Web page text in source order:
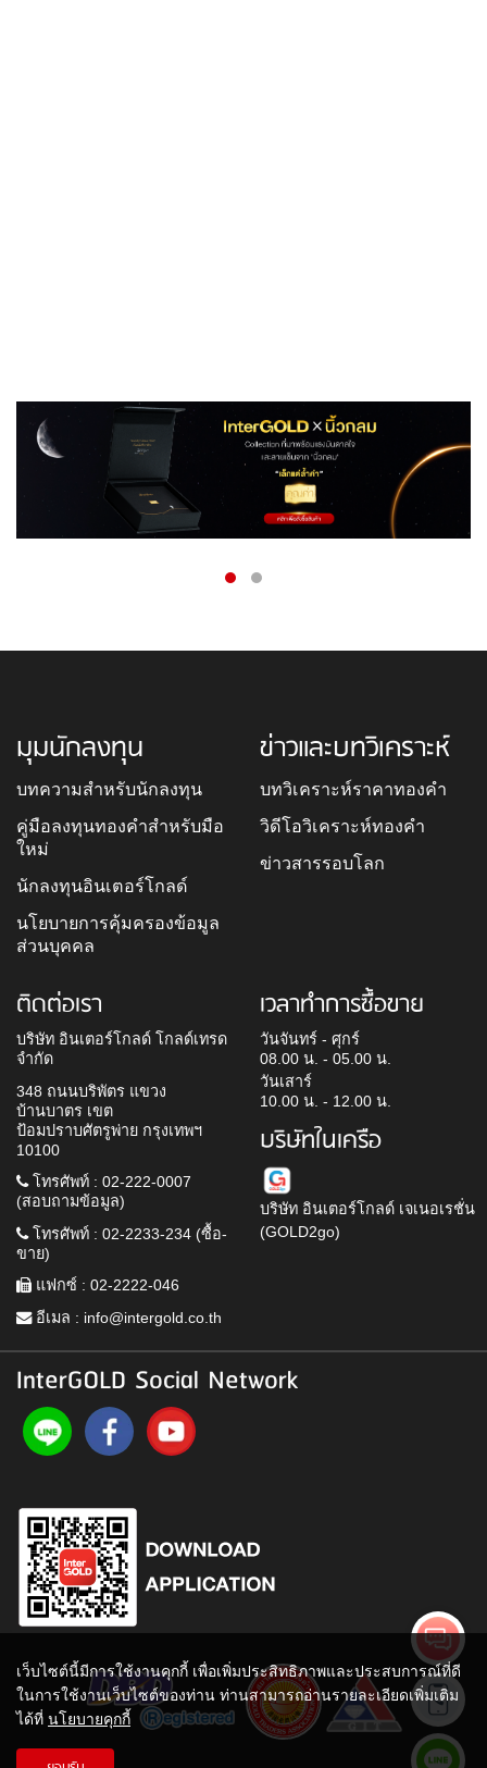
มุมนักลงทุน
บทความสำหรับนักลงทุน
คู่มือลงทุนทองคำสำหรับมือ
ใหม่
นักลงทุนอินเตอร์โกลด์
นโยบายการคุ้มครองข้อมูล
ส่วนบุคคล
ข่าวและบทวิเคราะห์
บทวิเคราะห์ราคาทองคำ
วิดีโอวิเคราะห์ทองคำ
ข่าวสารรอบโลก
ติดต่อเรา
บริษัท อินเตอร์โกลด์ โกลด์เทรด
จำกัด
348 ถนนบริพัตร แขวง
บ้านบาตร เขต
ป้อมปราบศัตรูพ่าย กรุงเทพฯ
10100
โทรศัพท์ : 02-222-0007
(สอบถามข้อมูล)
โทรศัพท์ : 02-2233-234 (ซื้อ-
ขาย)
แฟกซ์ : 02-2222-046
อีเมล : info@intergold.co.th
เวลาทำการซื้อขาย
วันจันทร์ - ศุกร์
08.00 น. - 05.00 น.
วันเสาร์
10.00 น. - 12.00 น.
บริษัทในเครือ
บริษัท อินเตอร์โกลด์ เจเนอเรชั่น
(GOLD2go)
InterGOLD Social Network
เว็บไซต์นี้มีการใช้งานคุกกี้ เพื่อเพิ่มประสิทธิภาพและประสบการณ์ที่ดี
ในการใช้งานเว็บไซต์ของท่าน ท่านสามารถอ่านรายละเอียดเพิ่มเติม
ได้ที่ นโยบายคุกกี้